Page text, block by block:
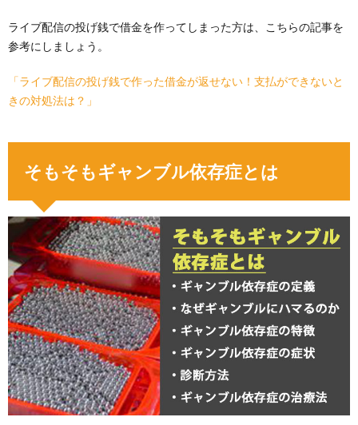
ライブ配信の投げ銭で借金を作ってしまった方は、こちらの記事を
参考にしましょう。
「ライブ配信の投げ銭で作った借金が返せない！支払ができないと
きの対処法は？」
そもそもギャンブル依存症とは